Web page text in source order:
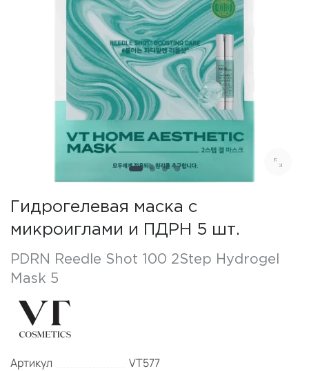
Гидрогелевая маска с
микроиглами и ПДРН 5 шт.
PDRN Reedle Shot 100 2Step Hydrogel
Mask 5
Артикул
VT577